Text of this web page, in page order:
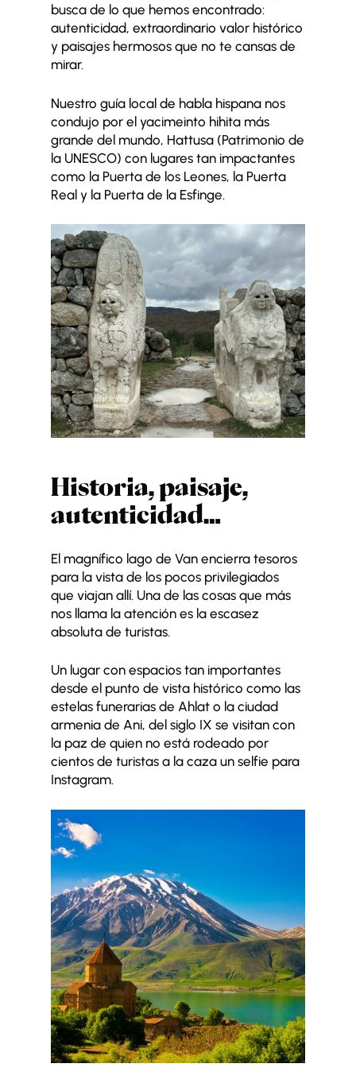
busca de lo que hemos encontrado:
autenticidad, extraordinario valor histórico
y paisajes hermosos que no te cansas de
mirar.
Nuestro guía local de habla hispana nos
condujo por el yacimeinto hihita más
grande del mundo, Hattusa (Patrimonio de
la UNESCO) con lugares tan impactantes
como la Puerta de los Leones, la Puerta
Real y la Puerta de la Esfinge.
Historia, paisaje,
autenticidad…
El magnífico lago de Van encierra tesoros
para la vista de los pocos privilegiados
que viajan allí. Una de las cosas que más
nos llama la atención es la escasez
absoluta de turistas.
Un lugar con espacios tan importantes
desde el punto de vista histórico como las
estelas funerarias de Ahlat o la ciudad
armenia de Ani, del siglo IX se visitan con
la paz de quien no está rodeado por
cientos de turistas a la caza un selfie para
Instagram.